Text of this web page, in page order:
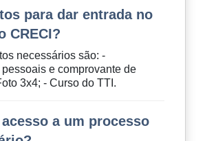
para dar entrada no
CRECI?
necessários são: -
e comprovante de
3x4; - Curso do TTI.
a um processo